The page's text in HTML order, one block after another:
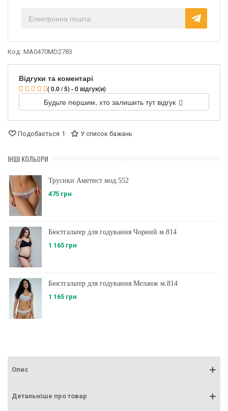
Код: MA0470MD2783
Відгуки та коментарі
( 0.0 / 5) - 0 відгук(и)
Будьте першим, хто залишить тут відгук
Подобається 1 У список бажань
ІНШІ КОЛЬОРИ
Трусики Аметист мод.552
475 грн
Бюстгальтер для годування Чорний м.814
1 165 грн
Бюстгальтер для годування Меланж м.814
1 165 грн
Опис
Детальніше про товар